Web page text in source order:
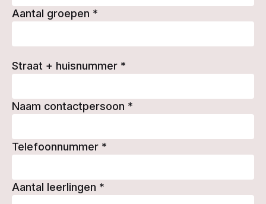
Aantal groepen *
Straat + huisnummer *
Naam contactpersoon *
Telefoonnummer *
Aantal leerlingen *